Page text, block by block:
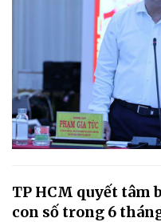
TP HCM quyết tâm
con số trong 6